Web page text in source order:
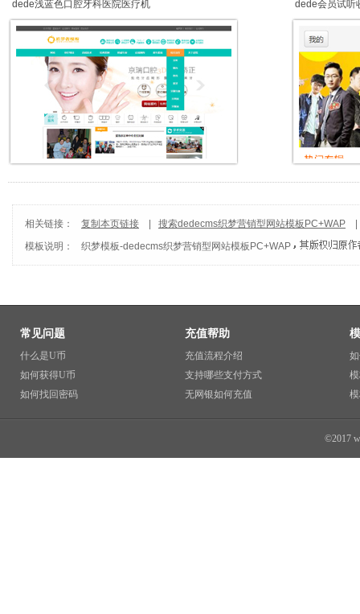
dede浅蓝色口腔牙科医院医疗机 dede会员试听
相关链接： 复制本页链接 搜索dedecms织梦营销型网站模板PC+WAP
模板说明：
织梦模板-dedecms织梦营销型网站模板PC+WAP
常见问题
什么是U币
如何获得U币
如何找回密码
充值帮助
充值流程介绍
支持哪些支付方式
无网银如何充值
©2017